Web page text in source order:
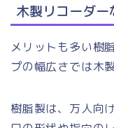
木製リコーダ
メリットも多い樹
プの幅広さでは木
樹脂製は、万人向